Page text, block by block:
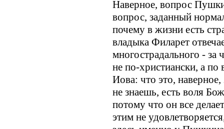
Наверное, вопрос
вопрос, заданный
почему в жизни есть
владыка Филарет
многострадального - за
не по-христиански, а по
Иова: что это,
не знаешь, есть воля
потому что он все
этим не